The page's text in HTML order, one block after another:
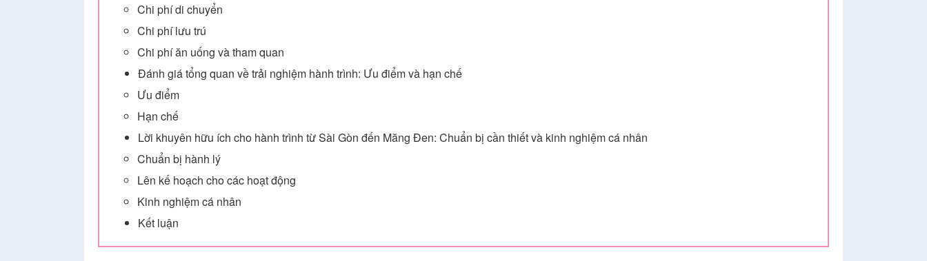
Chi phí di chuyển
Chi phí lưu trú
Chi phí ăn uống và tham quan
Đánh giá tổng quan về trải nghiệm hành trình: Ưu điểm và hạn chế
Ưu điểm
Hạn chế
Lời khuyên hữu ích cho hành trình từ Sài Gòn đến Măng Đen: Chuẩn bị cần thiết và kinh nghiệm cá nhân
Chuẩn bị hành lý
Lên kế hoạch cho các hoạt động
Kinh nghiệm cá nhân
Kết luận